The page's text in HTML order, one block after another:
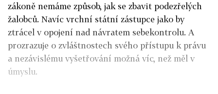
zákoně nemáme způsob, jak se zbavit podezřelých
žalobců. Navíc vrchní státní zástupce jako by
ztrácel v opojení nad návratem sebekontrolu. A
prozrazuje o zvláštnostech svého přístupu k právu
a nezávislému vyšetřování možná víc, než měl v
úmyslu.